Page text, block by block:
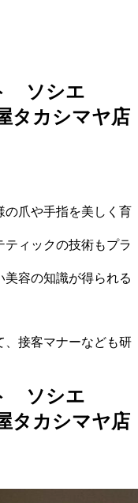
ソシエ
タカシマヤ店
の爪や手指を美しく育
ティックの技術もプラ
容の知識が得られる
、接客マナーなども研
ソシエ
タカシマヤ店